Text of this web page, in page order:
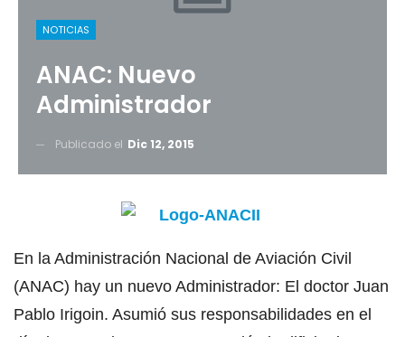
NOTICIAS
ANAC: Nuevo
Administrador
Publicado el Dic 12, 2015
En la Administración Nacional de Aviación Civil
(ANAC) hay un nuevo Administrador: El doctor Juan
Pablo Irigoin. Asumió sus responsabilidades en el